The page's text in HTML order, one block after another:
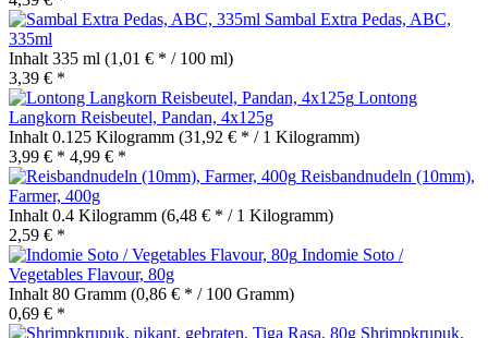
Sambal Extra Pedas, ABC,
335ml
Inhalt 335 ml (1,01 € * / 100 ml)
3,39 € *
Lontong
Langkorn Reisbeutel, Pandan, 4x125g
Inhalt 0.125 Kilogramm (31,92 € * / 1 Kilogramm)
3,99 € * 4,99 € *
Reisbandnudeln (10mm),
Farmer, 400g
Inhalt 0.4 Kilogramm (6,48 € * / 1 Kilogramm)
2,59 € *
Indomie Soto /
Vegetables Flavour, 80g
Inhalt 80 Gramm (0,86 € * / 100 Gramm)
0,69 € *
Shrimpkrupuk,